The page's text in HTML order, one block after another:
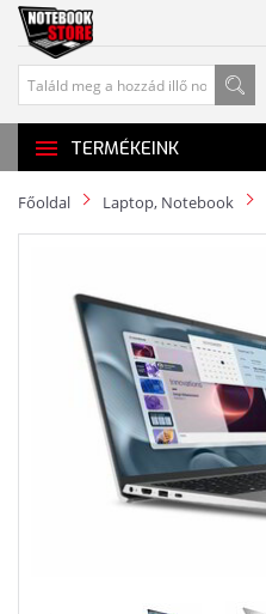
TERMÉKEINK
Főoldal Laptop, Notebook